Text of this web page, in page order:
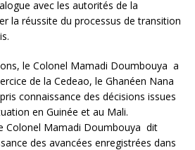
avec les autorités de la
la réussite du processus de transition
le Colonel Mamadi Doumbouya a
de la Cedeao, le Ghanéen Nana
connaissance des décisions issues
en Guinée et au Mali.
Colonel Mamadi Doumbouya dit
des avancées enregistrées dans